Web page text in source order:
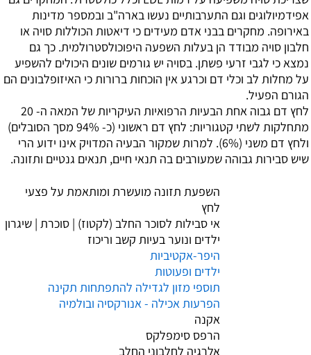
אפידמיולוגים וגם התערבותיים נעשו בארה"ב ובמספר מדינות
באירופה. מחקרים בבני אדם מעידים כי דיאטות הכוללות סויה או
חלבון סויה מבודד הן בעלות השפעה היפוכולסטרולמית. כך גם
נמצא כי לגבי זרעי פשתן. בסויה יש גורמים שונים היכולים להשפיע
על מחלות לב וכלי דם וכרגע אין הוכחות ברורות כי האיזופלבונים הם
הגורם הפעיל.
לחץ דם גבוה
אחת הבעיות הרפואיות העיקריות של המאה ה- 20
מתחלקות לשתי קטגוריות: לחץ דם ראשוני (כ- 94% מסך הסובלים)
ולחץ דם משני (6%). למרות שמקור הבעיה המדויק אינו ידוע הרי
שיש סבירות גבוהה שמעורבים בה תנאי חיים, תנאים גנטיים ותזונה.
השפעת תזונה מועשרת ומותאמת על פצעי
לחץ
אי סבילות לסוכר החלב (לקטוז) | סוכרת | שיגרון
ילדים ונוער בעיות קשב וריכוז
היפר-אקטיביות
ילדים ופעוטות
תוספי מזון לגדילה להתפתחות תקינה
הפרעות אכילה - אנורקסיה ובולמיה
אקנה
הרפס סימפלקס
אלרגיה לחלבוני החלב